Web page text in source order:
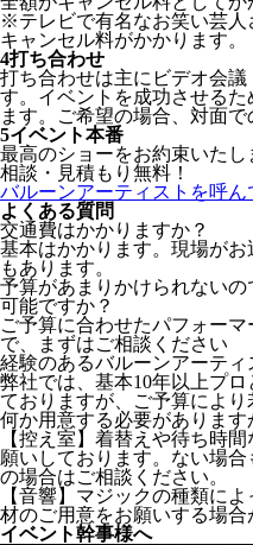
※テレビで有名なお笑い芸人
キャンセル料がかかります。
4打ち合わせ
打ち合わせは主にビデオ会
す。イベントを成功させる
ます。ご希望の場合、対面で
5イベント本番
最高のショーをお約束いたし
相談・見積もり無料！
バルーンアーティストを呼ん
よくある質問
交通費はかかりますか？
基本はかかります。現場が
もあります。
予算があまりかけられない
可能ですか？
ご予算に合わせたパフォー
で、まずはご相談ください
経験のあるバルーンアーテ
弊社では、基本10年以上プ
ておりますが、ご予算によ
何か用意する必要があります
【控え室】着替えや待ち時
願いしております。ない場
の場合はご相談ください。
【音響】マジックの種類に
材のご用意をお願いする場合
イベント幹事様へ